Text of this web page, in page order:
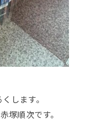
します。
順次です。